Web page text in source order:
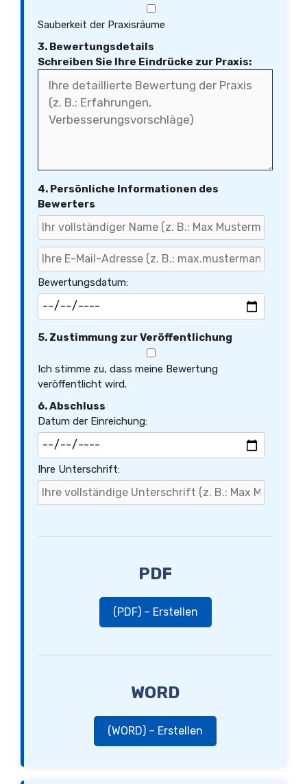
Sauberkeit der Praxisräume
3. Bewertungsdetails
Schreiben Sie Ihre Eindrücke zur Praxis:
4. Persönliche Informationen des
Bewerters
Bewertungsdatum:
5. Zustimmung zur Veröffentlichung
Ich stimme zu, dass meine Bewertung
veröffentlicht wird.
6. Abschluss
Datum der Einreichung:
Ihre Unterschrift:
PDF
(PDF) – Erstellen
WORD
(WORD) – Erstellen